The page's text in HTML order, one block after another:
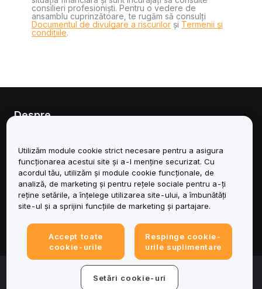
consilieri profesioniști. Pentru o vedere de
ansamblu cuprinzătoare, te rugăm să consulți
Documentul de divulgare a riscurilor și Termenii și
condițiile.
Despre
Asistență
Produse
Juridic
© 2025-2026 Bybit.eu. Toate drepturile rezervate.
Condițiile de utilizare a serviciului
Termene de
Utilizăm module cookie strict necesare pentru a asigura
funcționarea acestui site și a-l menține securizat. Cu
acordul tău, utilizăm și module cookie funcționale, de
analiză, de marketing și pentru rețele sociale pentru a-ți
reține setările, a înțelege utilizarea site-ului, a îmbunătăți
site-ul și a sprijini funcțiile de marketing și partajare.
Accept toate
cookie-urile
Respinge cookie-
urile suplimentare
Setări cookie-uri